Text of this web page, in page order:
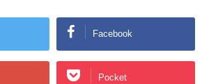
Facebook
Pocket